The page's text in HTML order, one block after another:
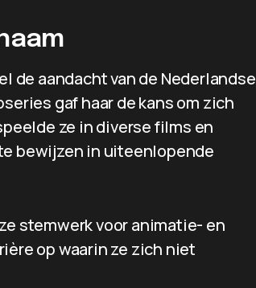
de aandacht van de Nederlandse
gaf haar de kans om zich
ze in diverse films en
bewijzen in uiteenlopende
stemwerk voor animatie- en
op waarin ze zich niet